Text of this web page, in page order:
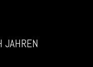
JAHREN